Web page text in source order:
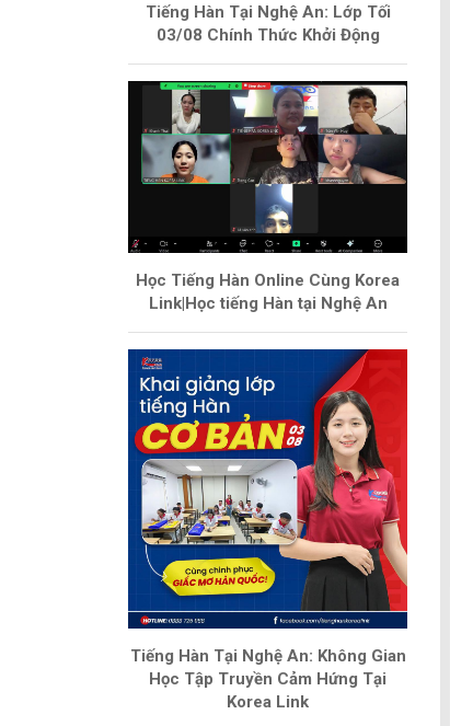
Tiếng Hàn Tại Nghệ An: Lớp Tối
03/08 Chính Thức Khởi Động
Học Tiếng Hàn Online Cùng Korea
Link|Học tiếng Hàn tại Nghệ An
Tiếng Hàn Tại Nghệ An: Không Gian
Học Tập Truyền Cảm Hứng Tại
Korea Link